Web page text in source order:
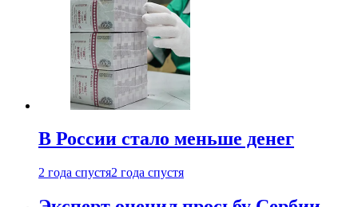
В России стало меньше денег
2 года спустя2 года спустя